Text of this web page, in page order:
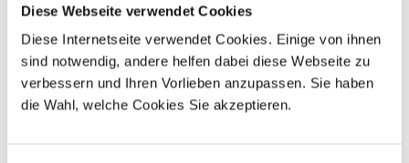
Diese Webseite verwendet Cookies
Diese Internetseite verwendet Cookies. Einige von ihnen
sind notwendig, andere helfen dabei diese Webseite zu
verbessern und Ihren Vorlieben anzupassen. Sie haben
die Wahl, welche Cookies Sie akzeptieren.
Votre équipe PHARMOS NATUR Benelux
Prochaines dates du webinaire :